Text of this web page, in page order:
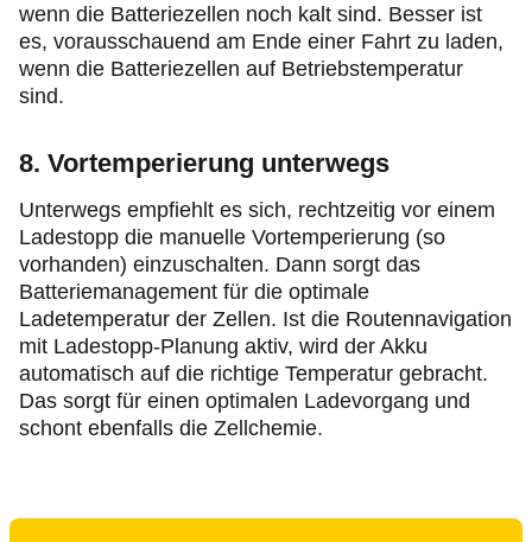
wenn die Batteriezellen noch kalt sind. Besser ist
es, vorausschauend am Ende einer Fahrt zu laden,
wenn die Batteriezellen auf Betriebstemperatur
sind.
8. Vortemperierung unterwegs
Unterwegs empfiehlt es sich, rechtzeitig vor einem
Ladestopp die manuelle Vortemperierung (so
vorhanden) einzuschalten. Dann sorgt das
Batteriemanagement für die optimale
Ladetemperatur der Zellen. Ist die Routennavigation
mit Ladestopp-Planung aktiv, wird der Akku
automatisch auf die richtige Temperatur gebracht.
Das sorgt für einen optimalen Ladevorgang und
schont ebenfalls die Zellchemie.